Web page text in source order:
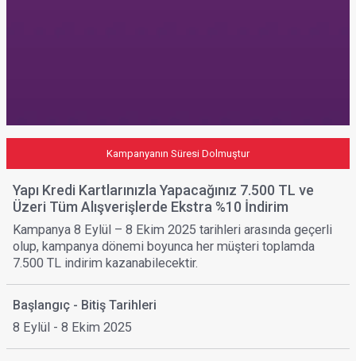
Kampanyanın Süresi Dolmuştur
Yapı Kredi Kartlarınızla Yapacağınız 7.500 TL ve
Üzeri Tüm Alışverişlerde Ekstra %10 İndirim
Kampanya 8 Eylül – 8 Ekim 2025 tarihleri arasında geçerli
olup, kampanya dönemi boyunca her müşteri toplamda
7.500 TL indirim kazanabilecektir.
Başlangıç - Bitiş Tarihleri
8 Eylül - 8 Ekim 2025